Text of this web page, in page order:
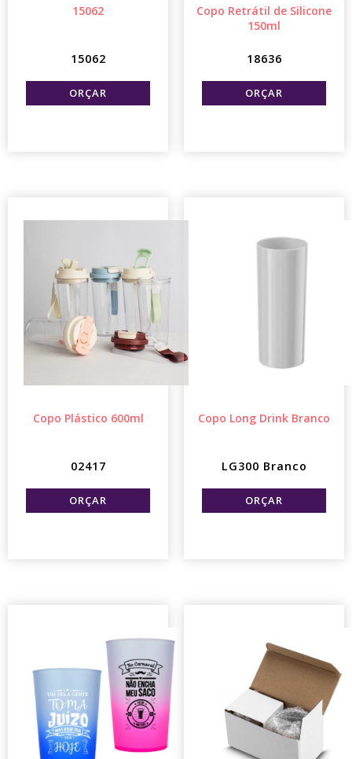
15062
15062
Copo Retrátil de Silicone
150ml
18636
Copo Plástico 600ml
02417
Copo Long Drink Branco
LG300 Branco